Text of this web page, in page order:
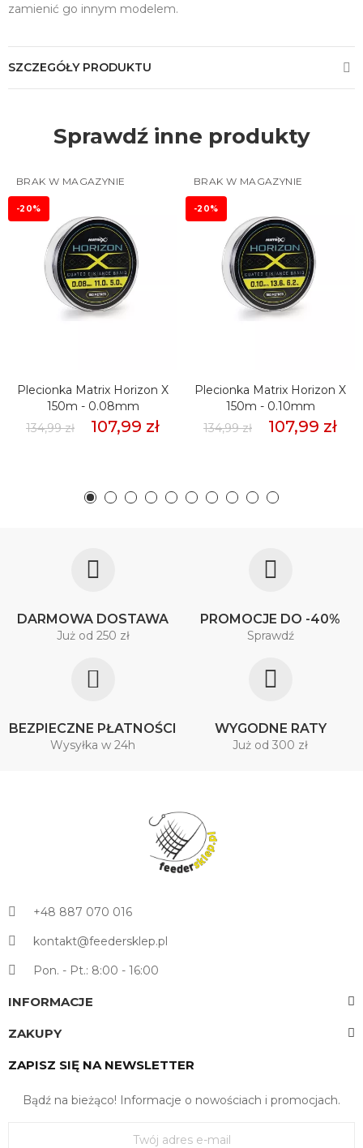
zamienić go innym modelem.
SZCZEGÓŁY PRODUKTU
Sprawdź inne produkty
BRAK W MAGAZYNIE
-20%
Plecionka Matrix Horizon X
150m - 0.08mm
134,99 zł
107,99 zł
BRAK W MAGAZYNIE
-20%
Plecionka Matrix Horizon X
150m - 0.10mm
134,99 zł
107,99 zł
DARMOWA DOSTAWA
Już od 250 zł
PROMOCJE DO -40%
Sprawdź
BEZPIECZNE PŁATNOŚCI
Wysyłka w 24h
WYGODNE RATY
Już od 300 zł
+48 887 070 016
kontakt@feedersklep.pl
Pon. - Pt.: 8:00 - 16:00
INFORMACJE
ZAKUPY
ZAPISZ SIĘ NA NEWSLETTER
Bądź na bieżąco! Informacje o nowościach i promocjach.